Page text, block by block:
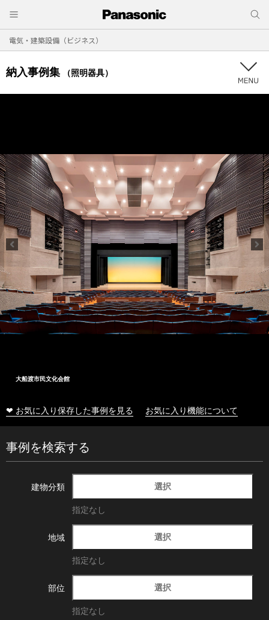
電気・建築設備（ビジネス）
納入事例集 （照明器具）
大船渡市民文化会館
❤ お気に入り保存した事例を見る お気に入り機能について
事例を検索する
建物分類 選択
指定なし
地域 選択
指定なし
部位 選択
指定なし